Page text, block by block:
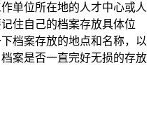
单位所在地的人才中心或人
住自己的档案存放具体位
档案存放的地点和名称，以
案是否一直完好无损的存放